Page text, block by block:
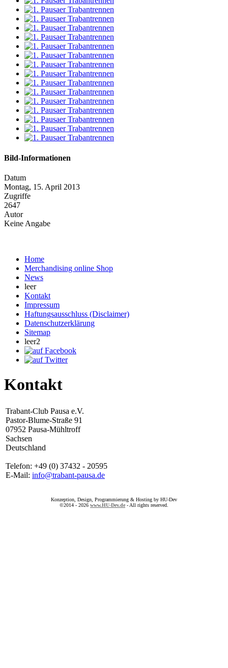
Bild-Informationen
Datum
Montag, 15. April 2013
Zugriffe
2647
Autor
Keine Angabe
Home
Merchandising online Shop
News
leer
Kontakt
Impressum
Haftungsausschluss (Disclaimer)
Datenschutzerklärung
Sitemap
leer2
Kontakt
Trabant-Club Pausa e.V.
Pastor-Blume-Straße 91
07952 Pausa-Mühltroff
Sachsen
Deutschland
Telefon: +49 (0) 37432 - 20595
E-Mail: info@trabant-pausa.de
Konzeption, Design, Programmierung & Hosting by HU-Dev
©2014 - 2026 www.HU-Dev.de - All rights reserved.